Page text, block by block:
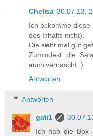
Chelisa 30.07.13,
Ich bekomme diese
des Inhalts nicht).
Die sieht mal gut
Zumindest die
auch vernascht :)
Antworten
Antworten
gafi1
Ich hab die Box